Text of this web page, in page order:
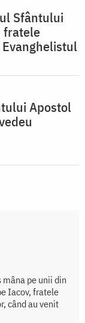
Sfântului
fratele
Apostol
pe unii din
Iacov, fratele
când au venit